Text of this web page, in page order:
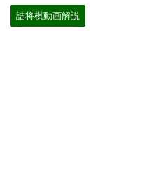
詰将棋動画解説